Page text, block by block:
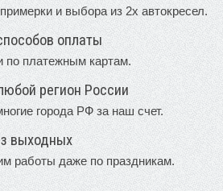
и выбора из 2х автокресел.
оплаты
по платежным картам.
регион России
города РФ за наш счет.
выходных
работы даже по праздникам.